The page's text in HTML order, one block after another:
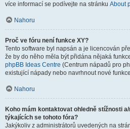
více informací se podívejte na stránku About
Nahoru
Proč ve fóru není funkce XY?
Tento software byl napsán a je licencován
že by do něho měla být přidána nějaká
phpBB Ideas Centre (Centrum nápadů pro
existující nápady nebo navrhnout nové
Nahoru
Koho mám kontaktovat ohledně stížnosti
týkajících se tohoto fóra?
Jakýkoliv z administrátorů uvedených na